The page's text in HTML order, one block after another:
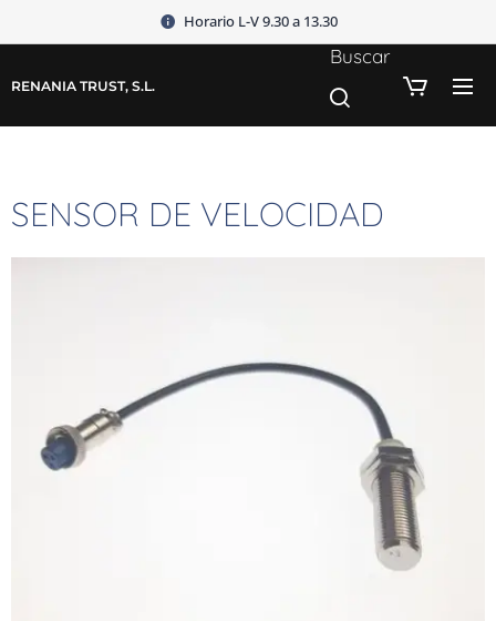
Horario L-V 9.30 a 13.30
RENANIA TRUST, S.L.
Buscar
SENSOR DE VELOCIDAD